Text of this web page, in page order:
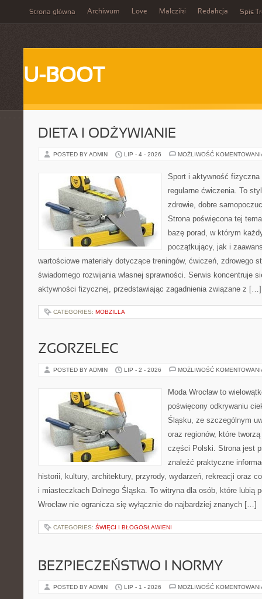
Strona główna Archiwum Love Malcziki Redakcja Spis
U-BOOT
DIETA I ODŻYWIANIE
POSTED BY ADMIN LIP - 4 - 2026 MOŻLIWOŚĆ
Sport i aktywność
regularne ćwiczenia. To
zdrowie, dobre
Strona poświęcona tej
bazę porad, w którym
początkujący, jak i
wartościowe materiały dotyczące treningów, ćwiczeń, zdrowego
świadomego rozwijania własnej sprawności. Serwis koncentruje
aktywności fizycznej, przedstawiając zagadnienia związane z […]
CATEGORIES: MOBZILLA
ZGORZELEC
POSTED BY ADMIN LIP - 2 - 2026 MOŻLIWOŚĆ
Moda Wrocław to
poświęcony odkrywaniu
Śląsku, ze szczególnym
oraz regionów, które
części Polski. Strona jest
znaleźć praktyczne
historii, kultury, architektury, przyrody, wydarzeń, rekreacji oraz
i miasteczkach Dolnego Śląska. To witryna dla osób, które lubią
Wrocław nie ogranicza się wyłącznie do najbardziej znanych […]
CATEGORIES: ŚWIĘCI I BŁOGOSŁAWIENI
BEZPIECZEŃSTWO I NORMY
POSTED BY ADMIN LIP - 1 - 2026 MOŻLIWOŚĆ